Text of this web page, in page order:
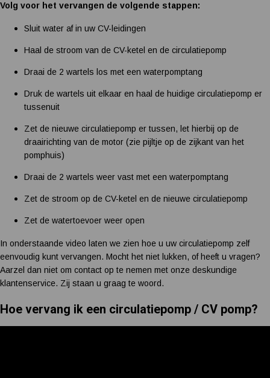
Volg voor het vervangen de volgende stappen:
Sluit water af in uw CV-leidingen
Haal de stroom van de CV-ketel en de circulatiepomp
Draai de 2 wartels los met een waterpomptang
Druk de wartels uit elkaar en haal de huidige circulatiepomp er
tussenuit
Zet de nieuwe circulatiepomp er tussen, let hierbij op de
draairichting van de motor (zie pijltje op de zijkant van het
pomphuis)
Draai de 2 wartels weer vast met een waterpomptang
Zet de stroom op de CV-ketel en de nieuwe circulatiepomp
Zet de watertoevoer weer open
In onderstaande video laten we zien hoe u uw circulatiepomp zelf
eenvoudig kunt vervangen. Mocht het niet lukken, of heeft u vragen?
Aarzel dan niet om contact op te nemen met onze deskundige
klantenservice. Zij staan u graag te woord.
Hoe vervang ik een circulatiepomp / CV pomp?